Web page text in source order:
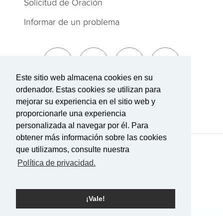
Este sitio web almacena cookies en su
ordenador. Estas cookies se utilizan para
mejorar su experiencia en el sitio web y
proporcionarle una experiencia
personalizada al navegar por él. Para
obtener más información sobre las cookies
que utilizamos, consulte nuestra
Política de privacidad.
¡Vale!
Suscríbete a The Summit
Informar de un problema
Términos de Servicio|Política de privacidad
Transparencia en la cobertura
Con tecnología Rock.